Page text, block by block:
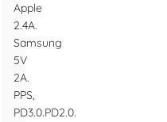
Apple
2.4A.
Samsung
5V
2A.
PPS,
PD3.0.PD2.0.